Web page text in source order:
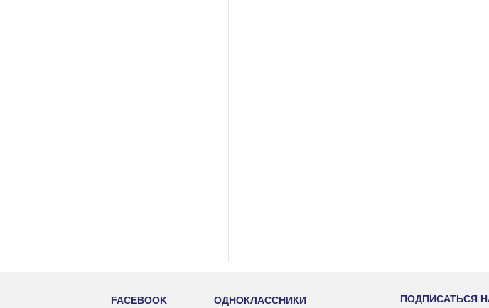
FACEBOOK ОДНОКЛАССНИКИ ПОДПИСАТЬСЯ